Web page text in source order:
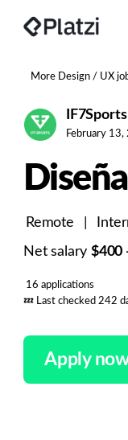
More Design / UX
IF7Sports
February 13,
Remote
Net salary $400
16 applications
💤 Last checked 242
Apply